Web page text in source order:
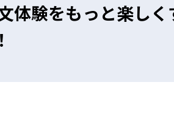
体験をもっと楽し